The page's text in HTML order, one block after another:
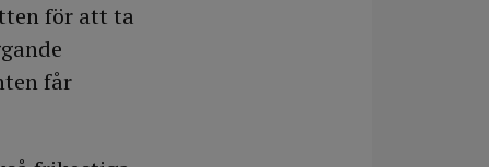
för att ta
får